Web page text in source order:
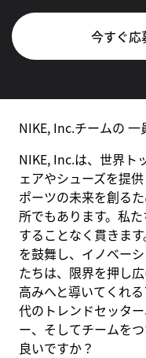
今すぐ応
NIKE, Inc.チームの 一
NIKE, Inc.は、世界ト
ェアやシューズを提
ポーツの未来を創る
所でもあります。私
することなく貫きま
を鼓舞し、イノベー
たちは、限界を押し
高みへと導いてくれ
代のトレンドセッタ
ー、そしてチームを
良いですか？